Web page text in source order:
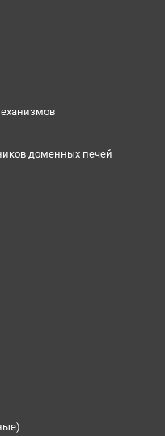
доменных печей